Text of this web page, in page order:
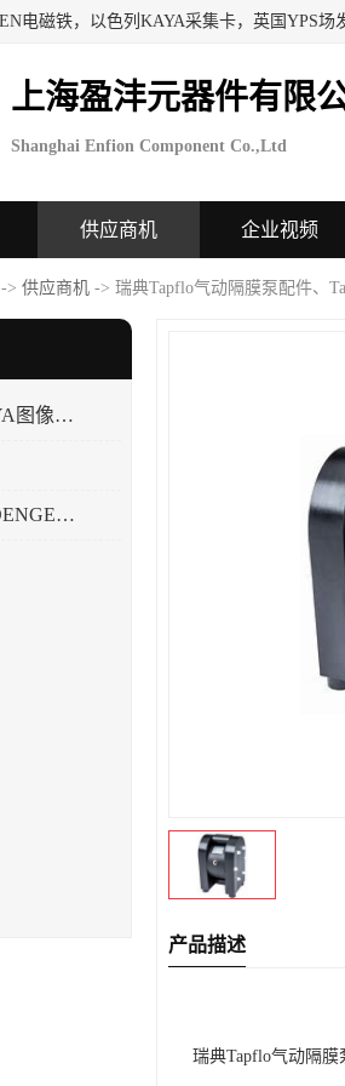
上海盈沣元器件有限
Shanghai Enfion Component Co.,Ltd
供应商机 企业视频
-> 供应商机 -> 瑞典Tapflo气动隔膜泵配件、
以色列KAYA图像采集卡，数据采集卡
日本SHINDENGEN电磁铁
产品描述
瑞典Tapflo气动隔